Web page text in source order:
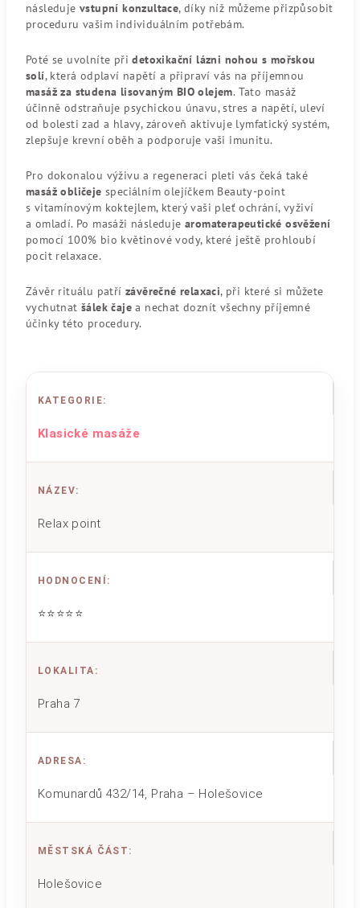
následujevstupní konzultace, díky níž můžeme přizpůsobit
proceduru vašim individuálním potřebám.
Poté se uvolníte přidetoxikační lázni nohou s mořskou
solí, která odplaví napětí a připraví vás na příjemnou
masáž za studena lisovaným BIO olejem. Tato masáž
účinně odstraňuje psychickou únavu, stres a napětí, uleví
od bolesti zad a hlavy, zároveň aktivuje lymfatický systém,
zlepšuje krevní oběh a podporuje vaši imunitu.
Pro dokonalou výživu a regeneraci pleti vás čeká také
masáž obličeje speciálním olejíčkem Beauty-point
s vitamínovým koktejlem, který vaši pleť ochrání, vyživí
a omladí. Po masáži následuje aromaterapeutické osvěžení
pomocí 100% bio květinové vody, které ještě prohloubí
pocit relaxace.
Závěr rituálu patří závěrečné relaxaci, při které si můžete
vychutnat šálek čaje a nechat doznít všechny příjemné
účinky této procedury.
KATEGORIE:
Klasické masáže
NÁZEV:
Relax point
HODNOCENÍ :
⭐⭐⭐⭐⭐
LOKALITA :
Praha 7
ADRESA :
Komunardů 432/14, Praha – Holešovice
MĚSTSKÁ ČÁST :
Holešovice